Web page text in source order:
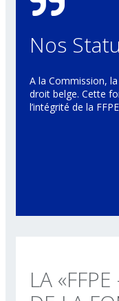
Nos
A la Commission,
droit belge. Cette
l’intégrité de la
LA